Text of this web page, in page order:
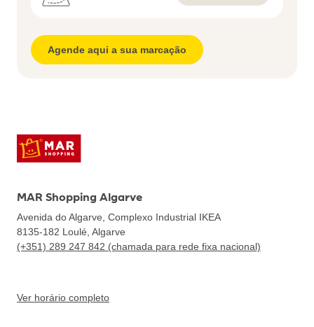
Agende aqui a sua marcação
MAR Shopping Algarve
Avenida do Algarve, Complexo Industrial IKEA
8135-182 Loulé, Algarve
(+351) 289 247 842 (chamada para rede fixa nacional)
Ver horário completo